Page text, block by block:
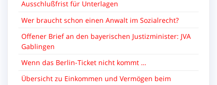
Ausschlußfrist für Unterlagen
Wer braucht schon einen Anwalt im Sozialrecht?
Offener Brief an den bayerischen Justizminister: JVA
Gablingen
Wenn das Berlin-Ticket nicht kommt …
Übersicht zu Einkommen und Vermögen beim